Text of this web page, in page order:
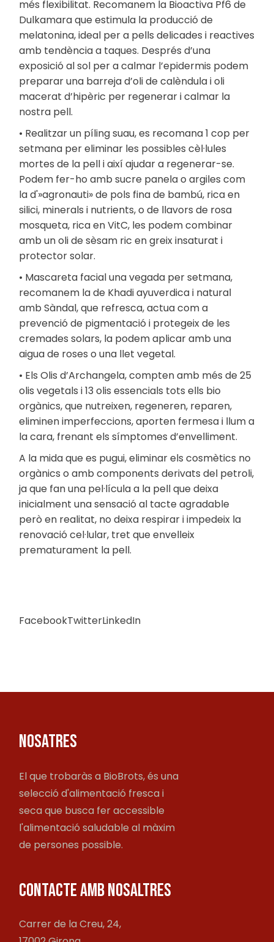
més flexibilitat. Recomanem la Bioactiva Pf6 de
Dulkamara que estimula la producció de
melatonina, ideal per a pells delicades i reactives
amb tendència a taques. Després d’una
exposició al sol per a calmar l’epidermis podem
preparar una barreja d’oli de calèndula i oli
macerat d’hipèric per regenerar i calmar la
nostra pell.
• Realitzar un píling suau, es recomana 1 cop per
setmana per eliminar les possibles cèl·lules
mortes de la pell i així ajudar a regenerar-se.
Podem fer-ho amb sucre panela o argiles com
la d'»agronauti» de pols fina de bambú, rica en
silici, minerals i nutrients, o de llavors de rosa
mosqueta, rica en VitC, les podem combinar
amb un oli de sèsam ric en greix insaturat i
protector solar.
• Mascareta facial una vegada per setmana,
recomanem la de Khadi ayuverdica i natural
amb Sàndal, que refresca, actua com a
prevenció de pigmentació i protegeix de les
cremades solars, la podem aplicar amb una
aigua de roses o una llet vegetal.
• Els Olis d’Archangela, compten amb més de 25
olis vegetals i 13 olis essencials tots ells bio
orgànics, que nutreixen, regeneren, reparen,
eliminen imperfeccions, aporten fermesa i llum a
la cara, frenant els símptomes d’envelliment.
A la mida que es pugui, eliminar els cosmètics no
orgànics o amb components derivats del petroli,
ja que fan una pel·lícula a la pell que deixa
inicialment una sensació al tacte agradable
però en realitat, no deixa respirar i impedeix la
renovació cel·lular, tret que envelleix
prematurament la pell.
FacebookTwitterLinkedIn
NOSATRES
El que trobaràs a BioBrots, és una
selecció d'alimentació fresca i
seca que busca fer accessible
l'alimentació saludable al màxim
de persones possible.
CONTACTE AMB NOSALTRES
Carrer de la Creu, 24,